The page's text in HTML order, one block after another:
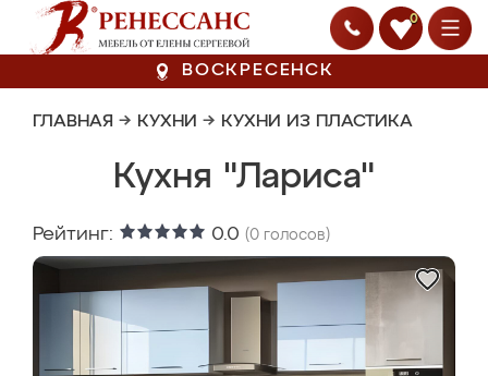
0
ВОСКРЕСЕНСК
ГЛАВНАЯ → КУХНИ → КУХНИ ИЗ ПЛАСТИКА
Кухня "Лариса"
Рейтинг: 0.0 (0 голосов)